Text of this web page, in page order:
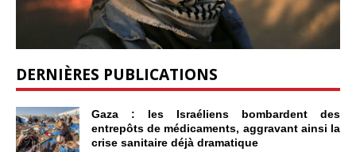
DERNIÈRES PUBLICATIONS
Gaza : les Israéliens bombardent des
entrepôts de médicaments, aggravant ainsi la
crise sanitaire déjà dramatique